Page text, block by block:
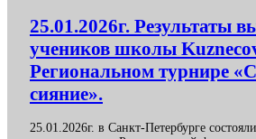
25.01.2026г. Результаты
учеников школы
Региональном турнире
сияние».
25.01.2026г. в Санкт-Петербурге